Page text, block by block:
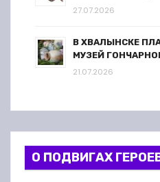
27.07.2026
В ХВАЛЫНСКЕ
МУЗЕЙ
21.07.2026
О ПОДВИГАХ